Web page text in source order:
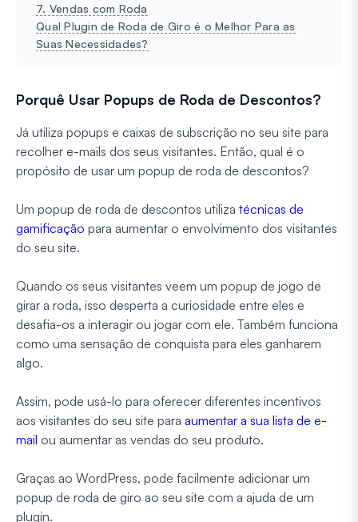
7. Vendas com Roda
Qual Plugin de Roda de Giro é o Melhor Para as
Suas Necessidades?
Porquê Usar Popups de Roda de Descontos?
Já utiliza popups e caixas de subscrição no seu site para
recolher e-mails dos seus visitantes. Então, qual é o
propósito de usar um popup de roda de descontos?
Um popup de roda de descontos utiliza técnicas de
gamificação para aumentar o envolvimento dos visitantes
do seu site.
Quando os seus visitantes veem um popup de jogo de
girar a roda, isso desperta a curiosidade entre eles e
desafia-os a interagir ou jogar com ele. Também funciona
como uma sensação de conquista para eles ganharem
algo.
Assim, pode usá-lo para oferecer diferentes incentivos
aos visitantes do seu site para aumentar a sua lista de e-
mail ou aumentar as vendas do seu produto.
Graças ao WordPress, pode facilmente adicionar um
popup de roda de giro ao seu site com a ajuda de um
plugin.